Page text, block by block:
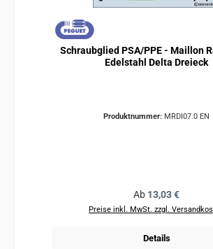
Schraubglied PSA/PPE - Maillon
Edelstahl Delta Dreieck
Produktnummer: MRDI07.0 EN
Regulärer Preis:
Ab 13,03 €
Preise inkl. MwSt. zzgl.
Details